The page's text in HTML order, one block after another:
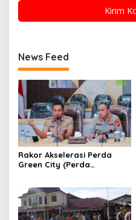
News Feed
Rakor Akselerasi Perda
Green City (Perda
Lingkungan Hidup Kota
Pekanbaru dan Tim Pakar